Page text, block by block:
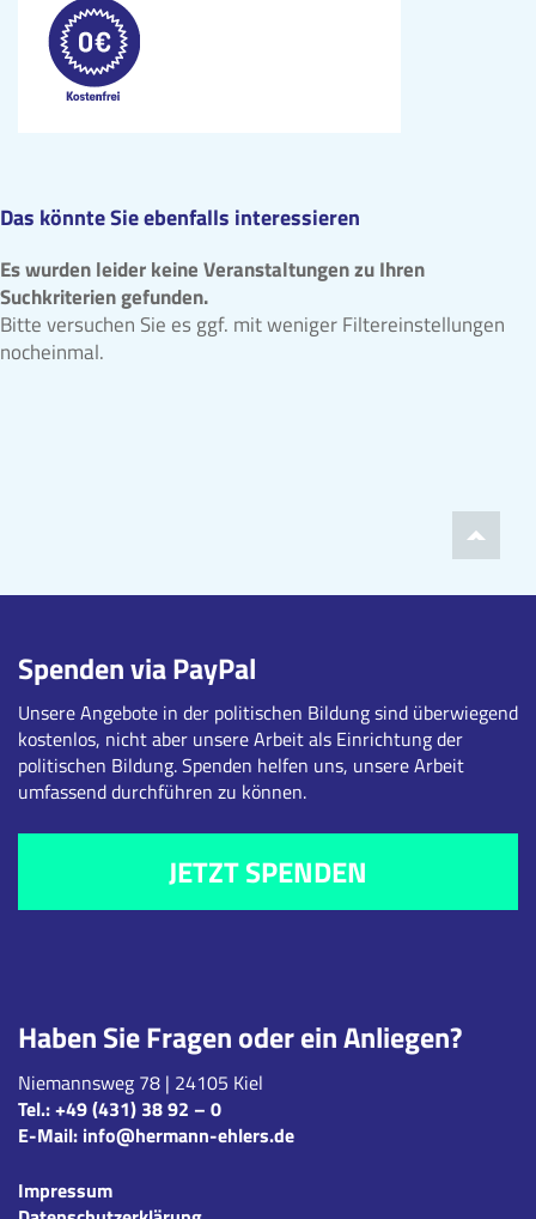
Das könnte Sie ebenfalls interessieren
Es wurden leider keine Veranstaltungen zu Ihren
Suchkriterien gefunden.
Bitte versuchen Sie es ggf. mit weniger Filtereinstellungen
nocheinmal.
Haben Sie Fragen oder ein Anliegen?
Niemannsweg 78 | 24105 Kiel
Tel.:+49 (431) 38 92 – 0
E-Mail: info@hermann-ehlers.de
Impressum
Spenden via PayPal
Unsere Angebote in der politischen Bildung sind überwiegend
kostenlos, nicht aber unsere Arbeit als Einrichtung der
politischen Bildung. Spenden helfen uns, unsere Arbeit
umfassend durchführen zu können.
JETZT SPENDEN